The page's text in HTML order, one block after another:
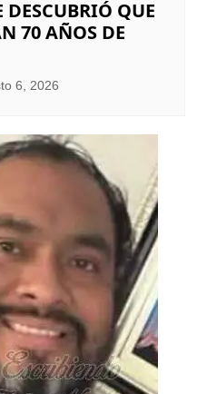
QUE
70 AÑOS DE
6, 2026